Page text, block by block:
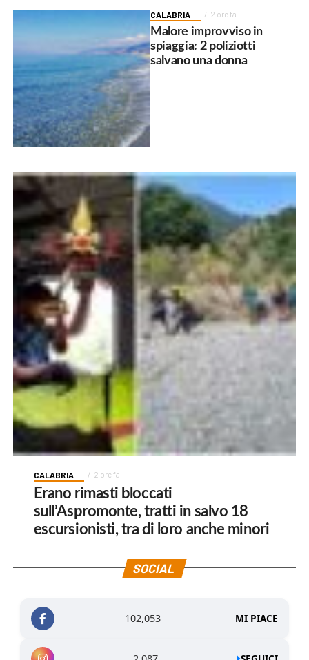
CALABRIA 2 ore fa
Malore improvviso in
spiaggia: 2 poliziotti
salvano una donna
CALABRIA 2 ore fa
Erano rimasti bloccati
sull’Aspromonte, tratti in salvo 18
escursionisti, tra di loro anche minori
SOCIAL
102,053 MI PIACE